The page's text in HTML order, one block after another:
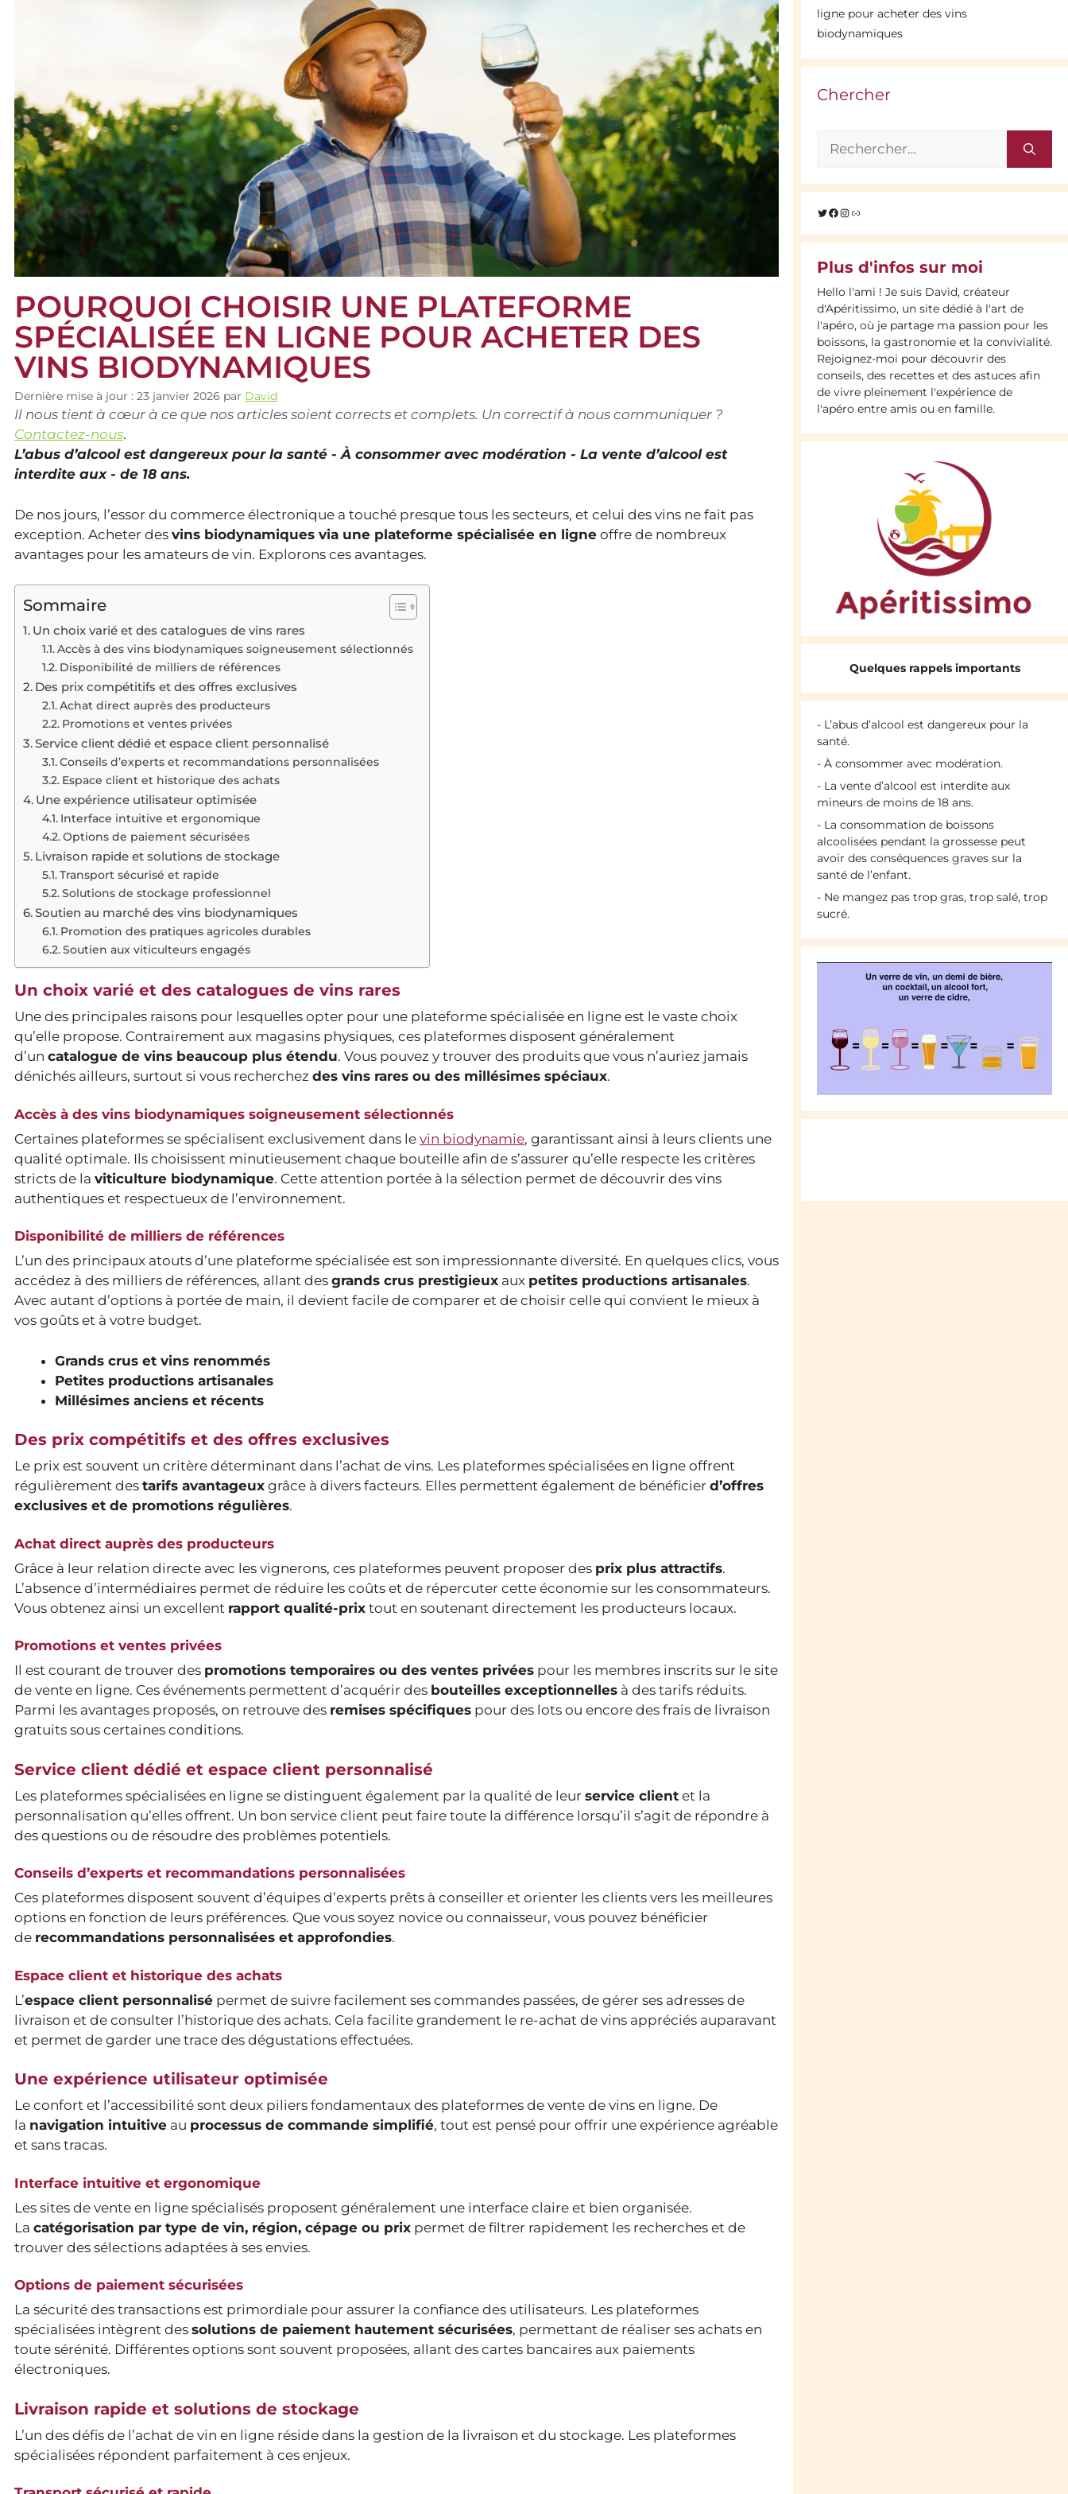
POURQUOI CHOISIR UNE PLATEFORME
SPÉCIALISÉE EN LIGNE POUR ACHETER DES
VINS BIODYNAMIQUES
Dernière mise à jour : 23 janvier 2026 par David
Il nous tient à cœur à ce que nos articles soient corrects et complets. Un correctif à nous communiquer ?
Contactez-nous.
L’abus d’alcool est dangereux pour la santé - À consommer avec modération - La vente d’alcool est
interdite aux - de 18 ans.
De nos jours, l’essor du commerce électronique a touché presque tous les secteurs, et celui des vins ne fait pas
exception. Acheter des vins biodynamiques via une plateforme spécialisée en ligne offre de nombreux
avantages pour les amateurs de vin. Explorons ces avantages.
Sommaire
Un choix varié et des catalogues de vins rares
Accès à des vins biodynamiques soigneusement sélectionnés
Disponibilité de milliers de références
Des prix compétitifs et des offres exclusives
Achat direct auprès des producteurs
Promotions et ventes privées
Service client dédié et espace client personnalisé
Conseils d’experts et recommandations personnalisées
Espace client et historique des achats
Une expérience utilisateur optimisée
Interface intuitive et ergonomique
Options de paiement sécurisées
Livraison rapide et solutions de stockage
Transport sécurisé et rapide
Solutions de stockage professionnel
Soutien au marché des vins biodynamiques
Promotion des pratiques agricoles durables
Soutien aux viticulteurs engagés
Un choix varié et des catalogues de vins rares
Une des principales raisons pour lesquelles opter pour une plateforme spécialisée en ligne est le vaste choix
qu’elle propose. Contrairement aux magasins physiques, ces plateformes disposent généralement
d’un catalogue de vins beaucoup plus étendu. Vous pouvez y trouver des produits que vous n’auriez jamais
dénichés ailleurs, surtout si vous recherchez des vins rares ou des millésimes spéciaux.
Accès à des vins biodynamiques soigneusement sélectionnés
Certaines plateformes se spécialisent exclusivement dans le vin biodynamie, garantissant ainsi à leurs clients une
qualité optimale. Ils choisissent minutieusement chaque bouteille afin de s’assurer qu’elle respecte les critères
stricts de la viticulture biodynamique. Cette attention portée à la sélection permet de découvrir des vins
authentiques et respectueux de l’environnement.
Disponibilité de milliers de références
L’un des principaux atouts d’une plateforme spécialisée est son impressionnante diversité. En quelques clics, vous
accédez à des milliers de références, allant des grands crus prestigieux aux petites productions artisanales.
Avec autant d’options à portée de main, il devient facile de comparer et de choisir celle qui convient le mieux à
vos goûts et à votre budget.
Grands crus et vins renommés
Petites productions artisanales
Millésimes anciens et récents
Des prix compétitifs et des offres exclusives
Le prix est souvent un critère déterminant dans l’achat de vins. Les plateformes spécialisées en ligne offrent
régulièrement des tarifs avantageux grâce à divers facteurs. Elles permettent également de bénéficier d’offres
exclusives et de promotions régulières.
Achat direct auprès des producteurs
Grâce à leur relation directe avec les vignerons, ces plateformes peuvent proposer des prix plus attractifs.
L’absence d’intermédiaires permet de réduire les coûts et de répercuter cette économie sur les consommateurs.
Vous obtenez ainsi un excellent rapport qualité-prix tout en soutenant directement les producteurs locaux.
Promotions et ventes privées
Il est courant de trouver des promotions temporaires ou des ventes privées pour les membres inscrits sur le site
de vente en ligne. Ces événements permettent d’acquérir des bouteilles exceptionnelles à des tarifs réduits.
Parmi les avantages proposés, on retrouve des remises spécifiques pour des lots ou encore des frais de livraison
gratuits sous certaines conditions.
Service client dédié et espace client personnalisé
Les plateformes spécialisées en ligne se distinguent également par la qualité de leur service client et la
personnalisation qu’elles offrent. Un bon service client peut faire toute la différence lorsqu’il s’agit de répondre à
des questions ou de résoudre des problèmes potentiels.
Conseils d’experts et recommandations personnalisées
Ces plateformes disposent souvent d’équipes d’experts prêts à conseiller et orienter les clients vers les meilleures
options en fonction de leurs préférences. Que vous soyez novice ou connaisseur, vous pouvez bénéficier
de recommandations personnalisées et approfondies.
Espace client et historique des achats
L’espace client personnalisé permet de suivre facilement ses commandes passées, de gérer ses adresses de
livraison et de consulter l’historique des achats. Cela facilite grandement le re-achat de vins appréciés auparavant
et permet de garder une trace des dégustations effectuées.
Une expérience utilisateur optimisée
Le confort et l’accessibilité sont deux piliers fondamentaux des plateformes de vente de vins en ligne. De
la navigation intuitive au processus de commande simplifié, tout est pensé pour offrir une expérience agréable
et sans tracas.
Interface intuitive et ergonomique
Les sites de vente en ligne spécialisés proposent généralement une interface claire et bien organisée.
La catégorisation par type de vin, région, cépage ou prix permet de filtrer rapidement les recherches et de
trouver des sélections adaptées à ses envies.
Options de paiement sécurisées
La sécurité des transactions est primordiale pour assurer la confiance des utilisateurs. Les plateformes
spécialisées intègrent des solutions de paiement hautement sécurisées, permettant de réaliser ses achats en
toute sérénité. Différentes options sont souvent proposées, allant des cartes bancaires aux paiements
électroniques.
Livraison rapide et solutions de stockage
L’un des défis de l’achat de vin en ligne réside dans la gestion de la livraison et du stockage. Les plateformes
spécialisées répondent parfaitement à ces enjeux.
ligne pour acheter des vins
biodynamiques
Chercher
Rechercher :
Twitter
Facebook
Instagram
Lien
Plus d'infos sur moi
Hello l'ami ! Je suis David, créateur
d'Apéritissimo, un site dédié à l'art de
l'apéro, où je partage ma passion pour les
boissons, la gastronomie et la convivialité.
Rejoignez-moi pour découvrir des
conseils, des recettes et des astuces afin
de vivre pleinement l'expérience de
l'apéro entre amis ou en famille.
Quelques rappels importants
- L’abus d’alcool est dangereux pour la
santé.
- À consommer avec modération.
- La vente d’alcool est interdite aux
mineurs de moins de 18 ans.
- La consommation de boissons
alcoolisées pendant la grossesse peut
avoir des conséquences graves sur la
santé de l’enfant.
- Ne mangez pas trop gras, trop salé, trop
sucré.